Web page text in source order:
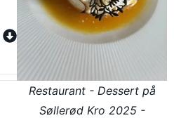
Restaurant - Dessert på
Søllerød Kro 2025 -